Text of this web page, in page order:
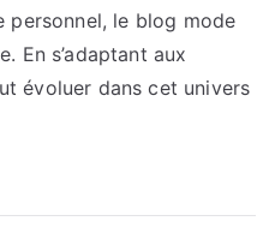
le blog mode
En s’adaptant aux
évoluer dans cet univers